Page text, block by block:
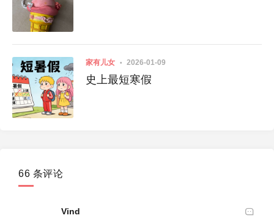
家有儿女 2026-01-09
史上最短寒假
66 条评论
Vind